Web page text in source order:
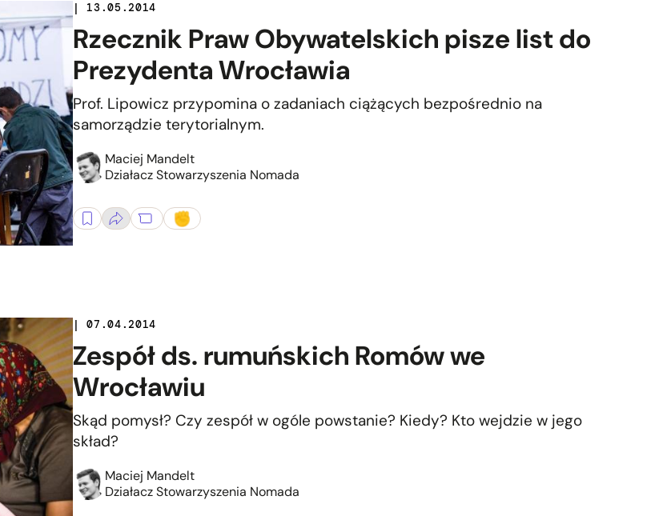
| 13.05.2014
Rzecznik Praw Obywatelskich pisze list do
Prezydenta Wrocławia
Prof. Lipowicz przypomina o zadaniach ciążących bezpośrednio na
samorządzie terytorialnym.
Maciej Mandelt
Działacz Stowarzyszenia Nomada
| 07.04.2014
Zespół ds. rumuńskich Romów we
Wrocławiu
Skąd pomysł? Czy zespół w ogóle powstanie? Kiedy? Kto wejdzie w jego
skład?
Maciej Mandelt
Działacz Stowarzyszenia Nomada